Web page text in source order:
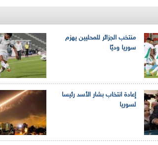
منتخب الجزائر للمحليين يهزم
سوريا وديًا
إعادة انتخاب بشار الأسد رئيسا
لسوريا